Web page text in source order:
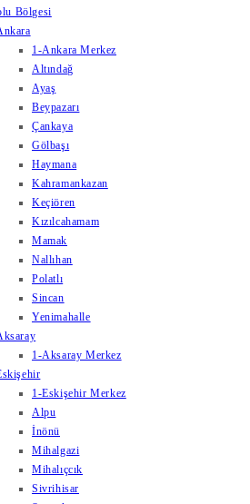
Bölgesi
1-Ankara Merkez
Altındağ
Ayaş
Beypazarı
Çankaya
Gölbaşı
Haymana
Kahramankazan
Keçiören
Kızılcahamam
Mamak
Nallıhan
Polatlı
Sincan
Yenimahalle
1-Aksaray Merkez
1-Eskişehir Merkez
Alpu
İnönü
Mihalgazi
Mihalıçcık
Sivrihisar